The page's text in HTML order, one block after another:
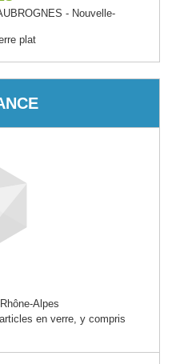
- Nouvelle-
plat
Alpes
en verre, y compris